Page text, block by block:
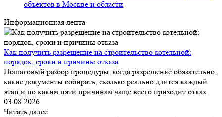
объектов в Москве и области
Информационная лента
Как получить разрешение на строительство котельной:
порядок, сроки и причины отказа
Пошаговый разбор процедуры: когда разрешение обязательно,
какие документы собирать, сколько реально длится каждый
этап и по каким пяти причинам чаще всего приходит отказ.
03.08.2026
Читать далее